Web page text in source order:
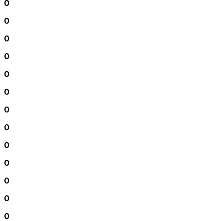
0
0
0
0
0
0
0
0
0
0
0
0
0